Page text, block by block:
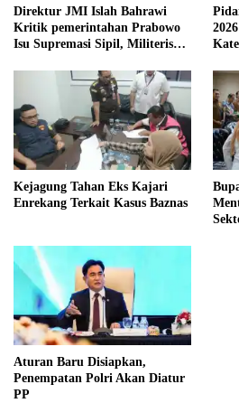
Direktur JMI Islah Bahrawi
Kritik pemerintahan Prabowo
Isu Supremasi Sipil, Militerisasi,
Kejagung Tahan Eks Kajari
Enrekang Terkait Kasus Baznas
Aturan Baru Disiapkan,
Penempatan Polri Akan Diatur
PP